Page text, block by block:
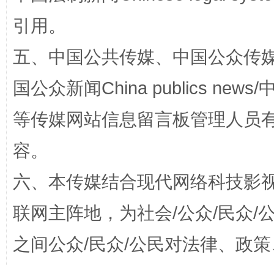
扯下公款旅游的“隐身衣” 如何以
“蜀中异人”王建安的艺术幻境
引用。
五、中国公共传媒、中国公众传
国公众新闻China publics news/
等传媒网站信息留言板管理人员
容。
六、本传媒结合现代网络科技影
联网主阵地，为社会/公众/民众/
之间公众/民众/公民对法律、政